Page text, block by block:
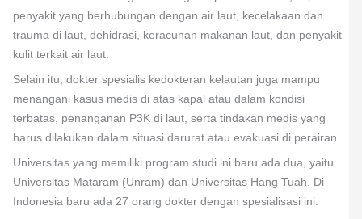
penyakit yang berhubungan dengan air laut, kecelakaan dan
trauma di laut, dehidrasi, keracunan makanan laut, dan penyakit
kulit terkait air laut.
Selain itu, dokter spesialis kedokteran kelautan juga mampu
menangani kasus medis di atas kapal atau dalam kondisi
terbatas, penanganan P3K di laut, serta tindakan medis yang
harus dilakukan dalam situasi darurat atau evakuasi di perairan.
Universitas yang memiliki program studi ini baru ada dua, yaitu
Universitas Mataram (Unram) dan Universitas Hang Tuah. Di
Indonesia baru ada 27 orang dokter dengan spesialisasi ini.